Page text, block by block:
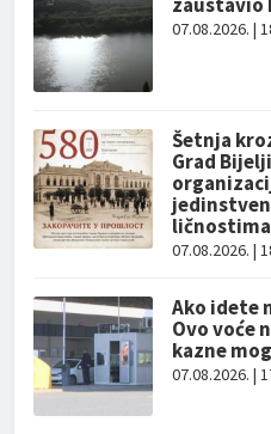
07.08.2026. |
Šetnja
Grad
ličnostima
07.08.2026. |
Ako idete
Ovo voće
kazne
07.08.2026. |